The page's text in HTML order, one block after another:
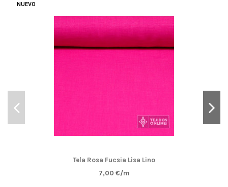
NUEVO
Tela Rosa Fucsia Lisa Lino
7,00 €/m